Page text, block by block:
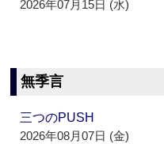
2026年07月15日 (水)
無季言
三つのPUSH
2026年08月07日 (金)